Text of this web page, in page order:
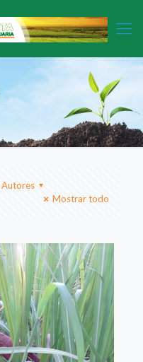
Autores
Mostrar todo